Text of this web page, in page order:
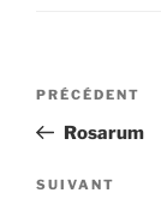
Navigation
l’article
Article
précédent
PRÉCÉDENT
Rosarum
Article
SUIVANT